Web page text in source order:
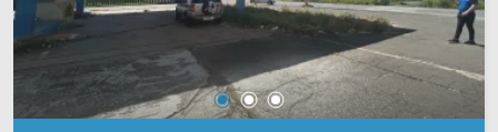
4546 ARBIX IMÓVEIS - Presente em cada